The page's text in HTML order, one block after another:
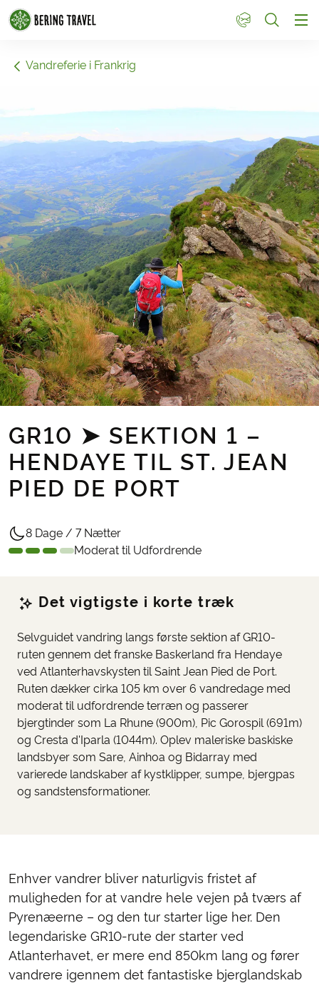
1
Vandreferie i Frankrig
GR10 ➤ SEKTION 1 –
HENDAYE TIL ST. JEAN
PIED DE PORT
8 Dage / 7 Nætter
Moderat til Udfordrende
Det vigtigste i korte træk
Selvguidet vandring langs første sektion af GR10-
ruten gennem det franske Baskerland fra Hendaye
ved Atlanterhavskysten til Saint Jean Pied de Port.
Ruten dækker cirka 105 km over 6 vandredage med
moderat til udfordrende terræn og passerer
bjergtinder som La Rhune (900m), Pic Gorospil (691m)
og Cresta d'Iparla (1044m). Oplev maleriske baskiske
landsbyer som Sare, Ainhoa og Bidarray med
varierede landskaber af kystklipper, sumpe, bjergpas
og sandstensformationer.
Enhver vandrer bliver naturligvis fristet af
muligheden for at vandre hele vejen på tværs af
Pyrenæerne – og den tur starter lige her. Den
legendariske GR10-rute der starter ved
Atlanterhavet, er mere end 850km lang og fører
vandrere igennem det fantastiske bjerglandskab